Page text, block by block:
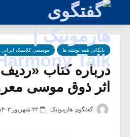
بایگانی همه نوشته ها موسیقی کلاسیک ایرانی
درباره کتاب
اثر ذوق موسی
گفتگوی هارمونیک ۲۲ شهریور ۱۴۰۳